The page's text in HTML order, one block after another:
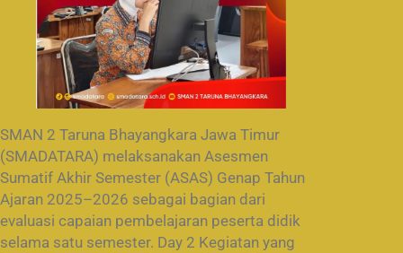
SMAN 2 Taruna Bhayangkara Jawa Timur
(SMADATARA) melaksanakan Asesmen
Sumatif Akhir Semester (ASAS) Genap Tahun
Ajaran 2025–2026 sebagai bagian dari
evaluasi capaian pembelajaran peserta didik
selama satu semester. Day 2 Kegiatan yang